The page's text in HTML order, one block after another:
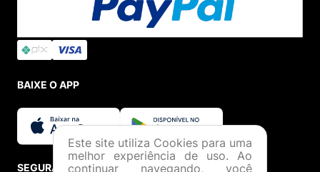
BAIXE O APP
SEGURANÇA E CREDIBILIDADE
Este site utiliza Cookies para uma
melhor experiência de uso. Ao
continuar navegando, você